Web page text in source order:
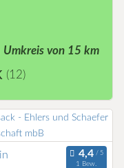
Umkreis von 15 km
(12)
1 Bew.